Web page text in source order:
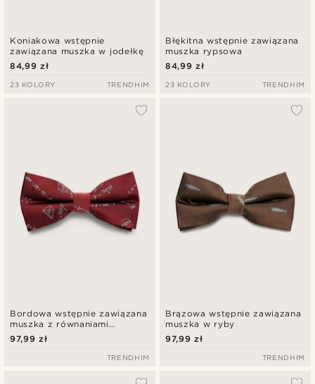
Koniakowa wstępnie
zawiązana muszka w jodełkę
84,99 zł
23 KOLORY TRENDHIM
Błękitna wstępnie zawiązana
muszka rypsowa
84,99 zł
23 KOLORY TRENDHIM
Bordowa wstępnie zawiązana
muszka z równaniami
matematycznymi
97,99 zł
TRENDHIM
Brązowa wstępnie zawiązana
muszka w ryby
97,99 zł
TRENDHIM